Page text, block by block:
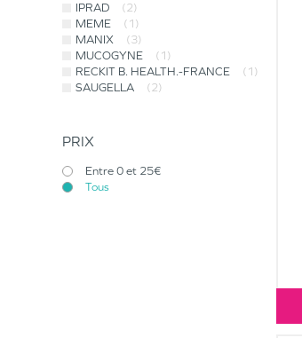
IPRAD
(2)
MEME
(1)
MANIX
(3)
MUCOGYNE
(1)
RECKIT B. HEALTH.-FRANCE
(1)
SAUGELLA
(2)
PRIX
Entre 0 et 25€
Tous